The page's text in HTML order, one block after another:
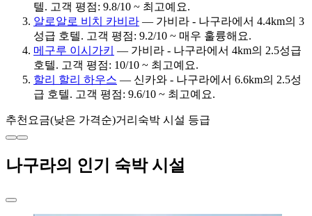
텔. 고객 평점: 9.8/10 ~ 최고예요.
알로알로 비치 카비라 — 가비라 - 나구라에서 4.4km의 3
성급 호텔. 고객 평점: 9.2/10 ~ 매우 훌륭해요.
메구루 이시가키
— 가비라 - 나구라에서 4km의 2.5성급
호텔. 고객 평점: 10/10 ~ 최고예요.
할리 할리 하우스 — 신카와 - 나구라에서 6.6km의 2.5성
급 호텔. 고객 평점: 9.6/10 ~ 최고예요.
추천 요금(낮은 가격순)거리 숙박 시설 등급
나구라의 인기 숙박 시설